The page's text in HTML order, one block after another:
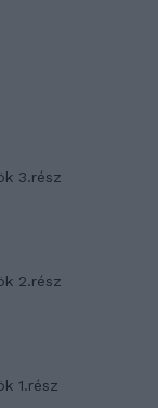
3.rész
2.rész
1.rész